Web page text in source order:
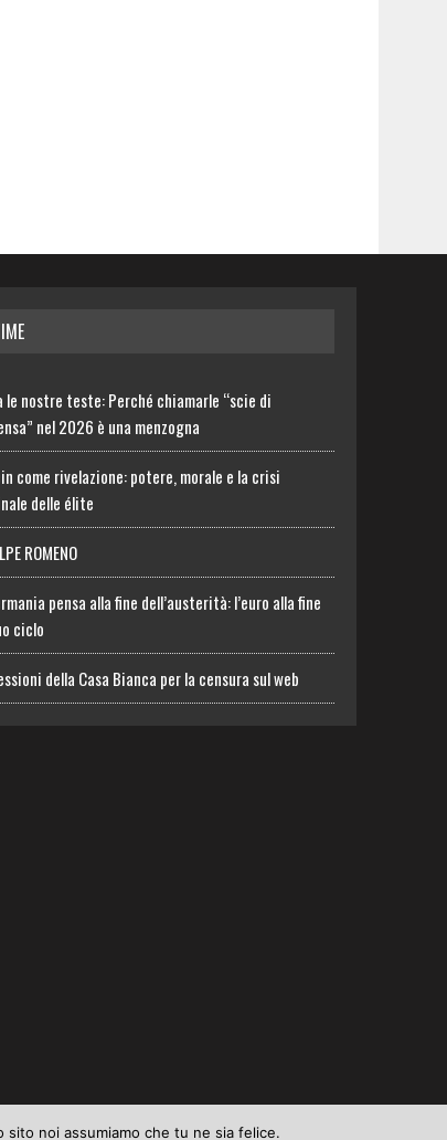
le nostre teste: Perché chiamarle “scie di
nel 2026 è una menzogna
come rivelazione: potere, morale e la crisi
delle élite
ROMENO
pensa alla fine dell’austerità: l’euro alla fine
ciclo
della Casa Bianca per la censura sul web
noi assumiamo che tu ne sia felice.